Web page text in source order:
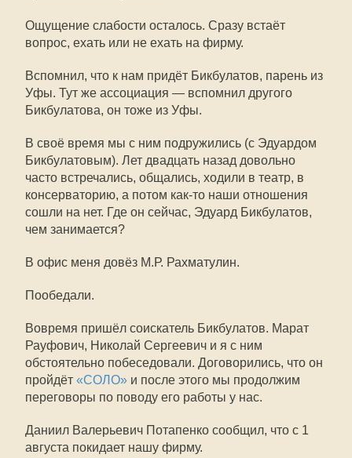
Ощущение слабости осталось. Сразу встаёт
вопрос, ехать или не ехать на фирму.
Вспомнил, что к нам придёт Бикбулатов, парень из
Уфы. Тут же ассоциация — вспомнил другого
Бикбулатова, он тоже из Уфы.
В своё время мы с ним подружились (с Эдуардом
Бикбулатовым). Лет двадцать назад довольно
часто встречались, общались, ходили в театр, в
консерваторию, а потом как-то наши отношения
сошли на нет. Где он сейчас, Эдуард Бикбулатов,
чем занимается?
В офис меня довёз М.Р. Рахматулин.
Пообедали.
Вовремя пришёл соискатель Бикбулатов. Марат
Рауфович, Николай Сергеевич и я с ним
обстоятельно побеседовали. Договорились, что он
пройдёт «СОЛО» и после этого мы продолжим
переговоры по поводу его работы у нас.
Даниил Валерьевич Потапенко сообщил, что с 1
августа покидает нашу фирму.